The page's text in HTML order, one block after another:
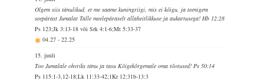
Olgem siis tänulikud, et me saame kuningriigi, mis ei kõigu, ja teenigem
seepärast Jumalat Talle meelepäraselt allaheitlikkuse ja aukartusega! Hb 12:28
Ps 123;Jk 3:13-18 või Srk 4:1-6;Mt 5:33-37
04.27-22.25
15. juuli
Too Jumalale ohvriks tänu ja tasu Kõigekõrgemale oma tõotused! Ps 50:14
Ps 115:1-3,12-18;Lk 11:33-42;1Kr 12:31b-13:3